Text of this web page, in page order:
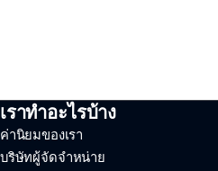
เราทำอะไรบ้าง
ค่านิยมของเรา
บริษัทผู้จัดจำหน่าย